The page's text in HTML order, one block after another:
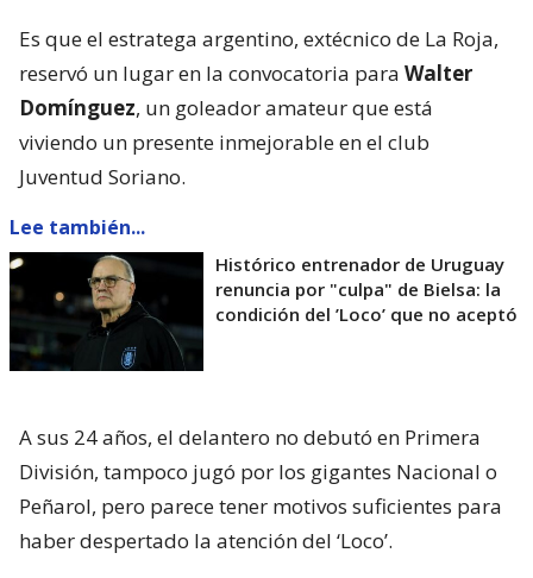
Es que el estratega argentino, extécnico de La Roja,
reservó un lugar en la convocatoria para Walter
Domínguez, un goleador amateur que está
viviendo un presente inmejorable en el club
Juventud Soriano.
Lee también...
Histórico entrenador de Uruguay
renuncia por "culpa" de Bielsa: la
condición del ’Loco’ que no aceptó
A sus 24 años, el delantero no debutó en Primera
División, tampoco jugó por los gigantes Nacional o
Peñarol, pero parece tener motivos suficientes para
haber despertado la atención del ‘Loco’.